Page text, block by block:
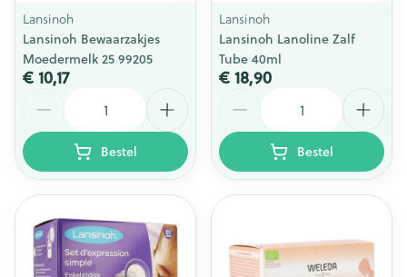
Lansinoh
Lansinoh Bewaarzakjes
Moedermelk 25 99205
€ 10,17
Bestel
Lansinoh
Lansinoh Lanoline Zalf
Tube 40ml
€ 18,90
Bestel